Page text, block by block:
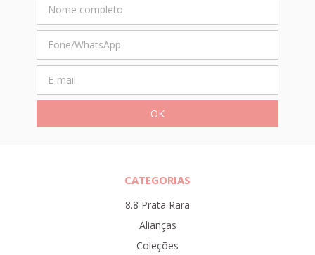
CATEGORIAS
8.8 Prata Rara
Alianças
Coleções